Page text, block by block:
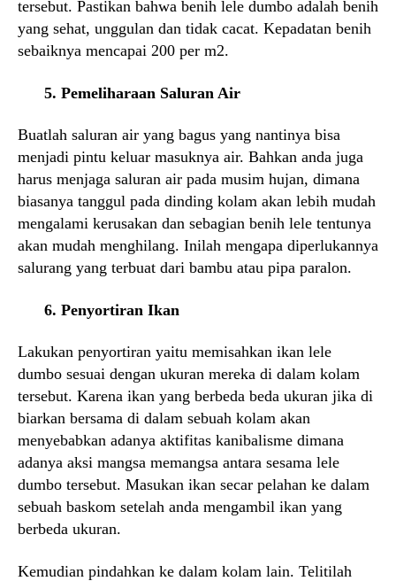
tersebut. Pastikan bahwa benih lele dumbo adalah benih
yang sehat, unggulan dan tidak cacat. Kepadatan benih
sebaiknya mencapai 200 per m2.
5. Pemeliharaan Saluran Air
Buatlah saluran air yang bagus yang nantinya bisa
menjadi pintu keluar masuknya air. Bahkan anda juga
harus menjaga saluran air pada musim hujan, dimana
biasanya tanggul pada dinding kolam akan lebih mudah
mengalami kerusakan dan sebagian benih lele tentunya
akan mudah menghilang. Inilah mengapa diperlukannya
salurang yang terbuat dari bambu atau pipa paralon.
6. Penyortiran Ikan
Lakukan penyortiran yaitu memisahkan ikan lele
dumbo sesuai dengan ukuran mereka di dalam kolam
tersebut. Karena ikan yang berbeda beda ukuran jika di
biarkan bersama di dalam sebuah kolam akan
menyebabkan adanya aktifitas kanibalisme dimana
adanya aksi mangsa memangsa antara sesama lele
dumbo tersebut. Masukan ikan secar pelahan ke dalam
sebuah baskom setelah anda mengambil ikan yang
berbeda ukuran.
Kemudian pindahkan ke dalam kolam lain. Telitilah